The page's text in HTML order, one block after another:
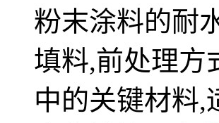
粉末涂料的耐
填料,前处理方
中的关键材料,